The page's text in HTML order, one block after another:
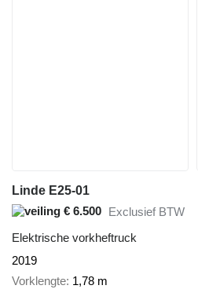
Linde E25-01
€ 6.500 Exclusief BTW
Elektrische vorkheftruck
2019
Vorklengte 1,78 m